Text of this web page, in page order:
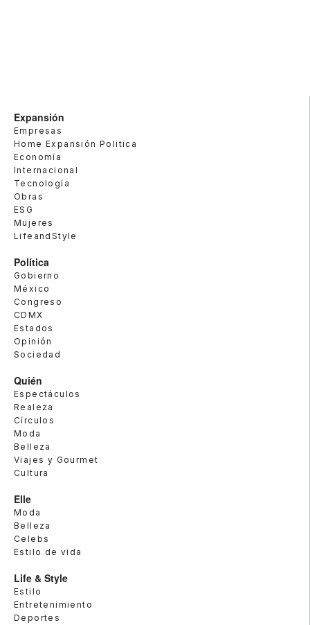
Expansión
Empresas
Home Expansión Politica
Economía
Internacional
Tecnología
Obras
ESG
Mujeres
LifeandStyle
Política
Gobierno
México
Congreso
CDMX
Estados
Opinión
Sociedad
Quién
Espectáculos
Realeza
Círculos
Moda
Belleza
Viajes y Gourmet
Cultura
Elle
Moda
Belleza
Celebs
Estilo de vida
Life & Style
Estilo
Entretenimiento
Deportes